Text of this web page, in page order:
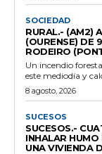
SOCIEDAD
RURAL.- (AM2)
(OURENSE) DE
RODEIRO
Un incendio
este mediodía y
8 agosto, 2026
SUCESOS
SUCESOS.-
INHALAR HUMO
UNA VIVIENDA